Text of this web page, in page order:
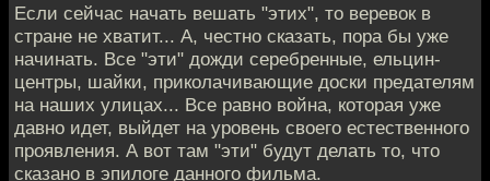
Если сейчас начать вешать "этих", то веревок в
стране не хватит... А, честно сказать, пора бы уже
начинать. Все "эти" дожди серебренные, ельцин-
центры, шайки, приколачивающие доски предателям
на наших улицах... Все равно война, которая уже
давно идет, выйдет на уровень своего естественного
проявления. А вот там "эти" будут делать то, что
сказано в эпилоге данного фильма.